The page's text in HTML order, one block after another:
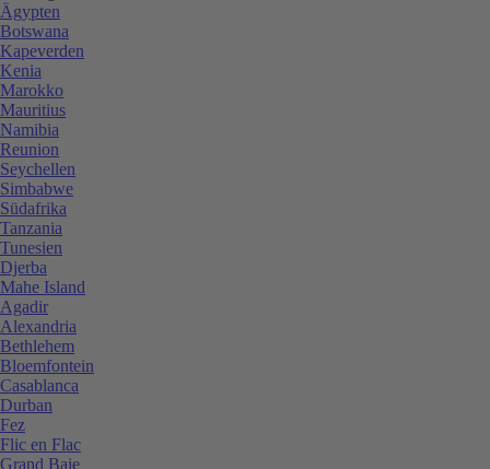
Ägypten
Botswana
Kapeverden
Kenia
Marokko
Mauritius
Namibia
Reunion
Seychellen
Simbabwe
Südafrika
Tanzania
Tunesien
Djerba
Mahe Island
Agadir
Alexandria
Bethlehem
Bloemfontein
Casablanca
Durban
Fez
Flic en Flac
Grand Baie